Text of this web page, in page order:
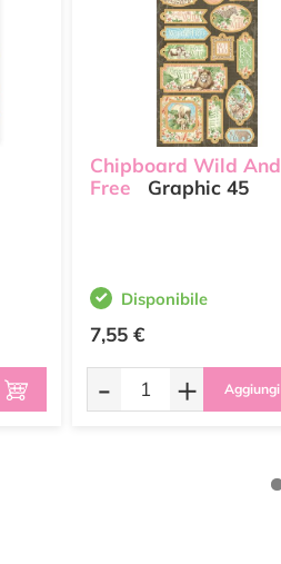
Chipboard Wild And
Free
Graphic 45
Disponibile
7,55 €
- + Aggiungi